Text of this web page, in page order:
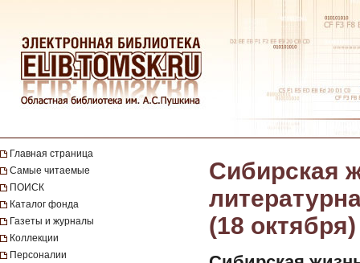
Главная страница
Самые читаемые
ПОИСК
Каталог фонда
Газеты и журналы
Коллекции
Персоналии
Сибирская
(18 октября)